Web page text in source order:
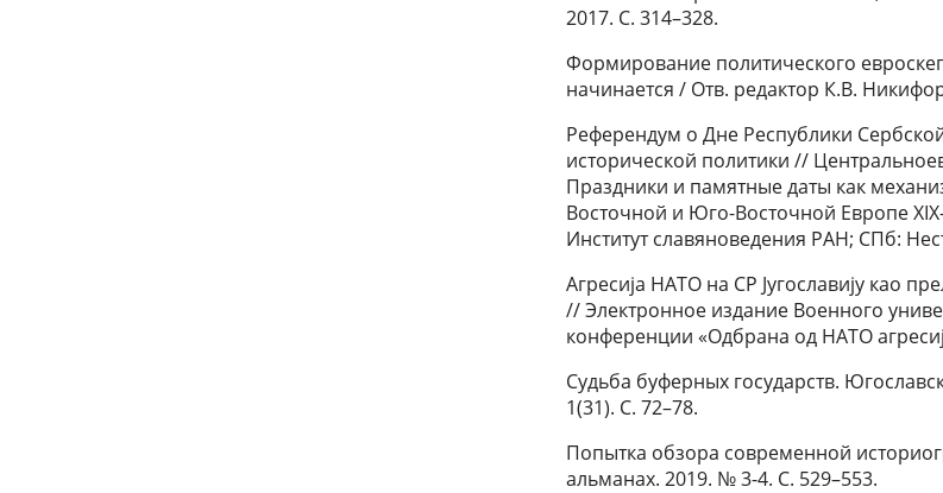
2017. С. 314–328.
Формирование политического
начинается / Отв. редактор К.В.
Референдум о Дне Республики
исторической политики //
Праздники и памятные даты как
Восточной и Юго-Восточной Европе
Институт славяноведения РАН; СПб:
Агресија НАТО на СР Југославију као
// Электронное издание Военного
конференции «Одбрана од НАТО
Судьба буферных государств.
1(31). С. 72–78.
Попытка обзора современной
альманах. 2019. № 3-4. С. 529–553.